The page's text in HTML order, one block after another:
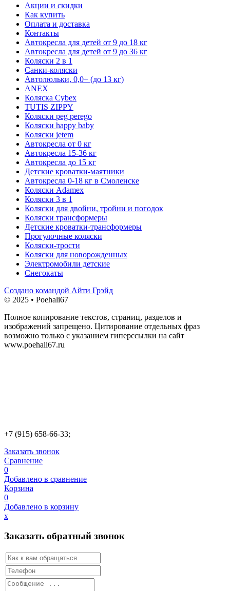
Акции и скидки
Как купить
Оплата и доставка
Контакты
Автокресла для детей от 9 до 18 кг
Автокресла для детей от 9 до 36 кг
Коляски 2 в 1
Санки-коляски
Автолюльки, 0,0+ (до 13 кг)
ANEX
Коляска Cybex
TUTIS ZIPPY
Коляски peg perego
Коляски happy baby
Коляски jetem
Автокресла от 0 кг
Автокресла 15-36 кг
Автокресла до 15 кг
Детские кроватки-маятники
Автокресла 0-18 кг в Смоленске
Коляски Adamex
Коляски 3 в 1
Коляски для двойни, тройни и погодок
Коляски трансформеры
Детские кроватки-трансформеры
Прогулочные коляски
Коляски-трости
Коляски для новорожденных
Электромобили детские
Снегокаты
Создано командой Айти Грэйд
© 2025 • Poehali67
Полное копирование текстов, страниц, разделов и
изображений запрещено. Цитирование отдельных фраз
возможно только с указанием гиперссылки на сайт
www.poehali67.ru
+7 (915) 658-66-33;
Заказать звонок
Сравнение
0
Добавлено в сравнение
Корзина
0
Добавлено в корзину
х
Заказать обратный звонок